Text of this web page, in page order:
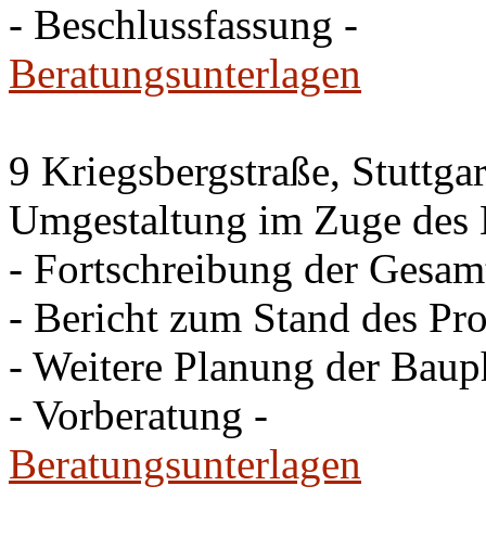
- Beschlussfassung -
Beratungsunterlagen
9 Kriegsbergstraße,
Umgestaltung im Zuge
- Fortschreibung der
- Bericht zum Stand des
- Weitere Planung der
- Vorberatung -
Beratungsunterlagen